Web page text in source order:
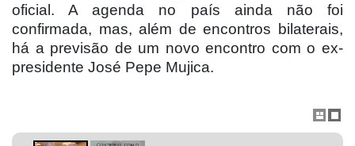
oficial. A agenda no país ainda não foi
confirmada, mas, além de encontros bilaterais,
há a previsão de um novo encontro com o ex-
presidente José Pepe Mujica.